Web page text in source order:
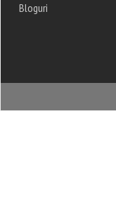
Bloguri